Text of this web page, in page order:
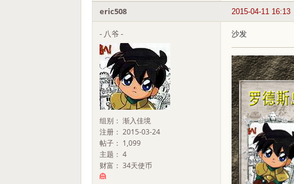
2015-04-11 16:13
eric508
- 八爷 -
组别： 渐入佳境
注册： 2015-03-24
帖子： 1,099
主题： 4
财富： 34天使币
沙发